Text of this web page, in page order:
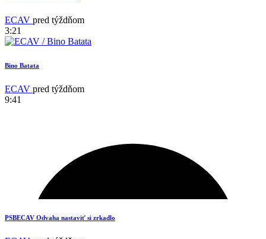
ECAV pred týždňom
3:21
Bino Batata
ECAV pred týždňom
9:41
PSBECAV Odvaha nastaviť si zrkadlo